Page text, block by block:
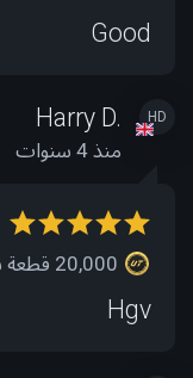
Good
HD
Harry D.
منذ 4 سنوات
Hgv